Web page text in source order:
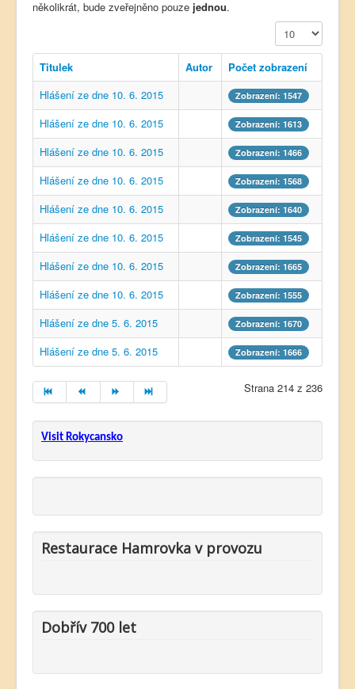
několikrát, bude zveřejněno pouze jednou.
Počet zobrazení
Titulek Autor
Počet zobrazení
Hlášení ze dne 10. 6. 2015
Zobrazení: 1547
Hlášení ze dne 10. 6. 2015 Zobrazení: 1613
Hlášení ze dne 10. 6. 2015 Zobrazení: 1466
Hlášení ze dne 10. 6. 2015 Zobrazení: 1568
Hlášení ze dne 10. 6. 2015 Zobrazení: 1640
Hlášení ze dne 10. 6. 2015 Zobrazení: 1545
Hlášení ze dne 10. 6. 2015 Zobrazení: 1665
Hlášení ze dne 10. 6. 2015 Zobrazení: 1555
Hlášení ze dne 5. 6. 2015 Zobrazení: 1670
Hlášení ze dne 5. 6. 2015 Zobrazení: 1666
Strana 214 z 236
Visit Rokycansko
Restaurace Hamrovka v provozu
Dobřív 700 let